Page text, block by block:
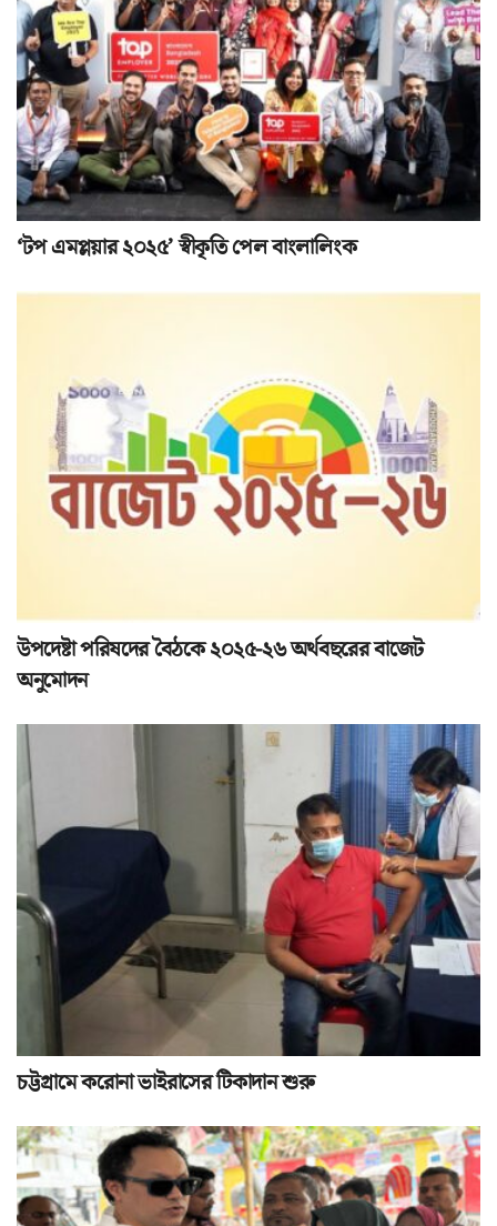
‘টপ এমপ্লয়ার ২০২৫’ স্বীকৃতি পেল বাংলালিংক
উপদেষ্টা পরিষদের বৈঠকে ২০২৫-২৬ অর্থবছরের বাজেট
অনুমোদন
চট্টগ্রামে করোনা ভাইরাসের টিকাদান শুরু